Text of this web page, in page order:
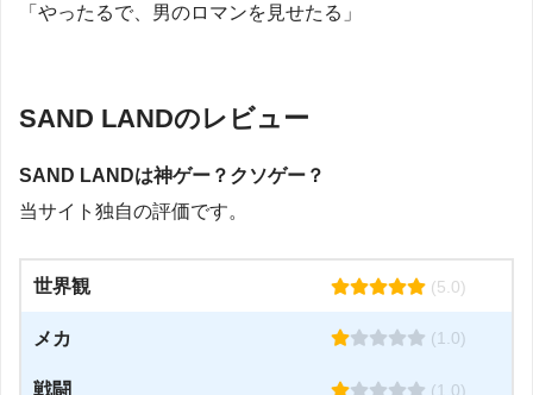
「やったるで、男のロマンを見せたる」
SAND LANDのレビュー
SAND LANDは神ゲー？クソゲー？
当サイト独自の評価です。
世界観 (5.0)
メカ (1.0)
戦闘 (1.0)